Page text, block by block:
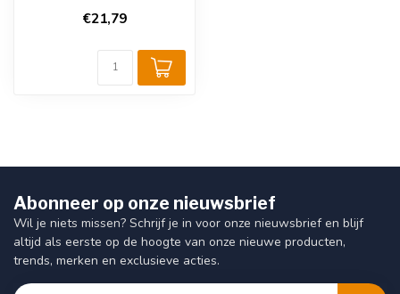
Afrikaanse witte...
€21,79
Abonneer op onze nieuwsbrief
Wil je niets missen? Schrijf je in voor onze nieuwsbrief en blijf
altijd als eerste op de hoogte van onze nieuwe producten,
trends, merken en exclusieve acties.